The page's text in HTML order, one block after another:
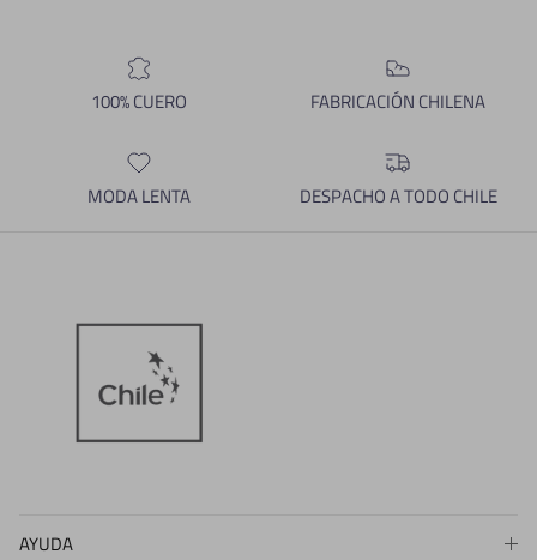
100% CUERO FABRICACIÓN CHILENA
MODA LENTA DESPACHO A TODO CHILE
AYUDA